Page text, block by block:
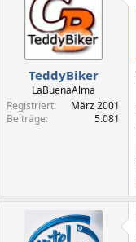
TeddyBiker
LaBuenaAlma
Registriert
März 2001
Beiträge
5.081